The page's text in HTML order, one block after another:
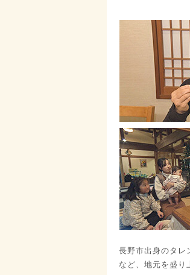
長野市出身のタレ
など、地元を盛り